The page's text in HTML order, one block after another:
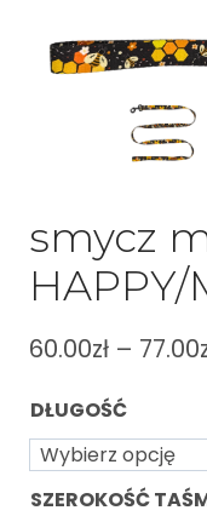
smycz
HAPPY/
60.00zł – 77.00
DŁUGOŚĆ
SZEROKOŚĆ